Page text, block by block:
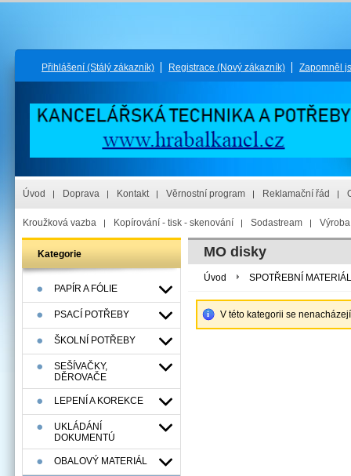
Přihlášení (Stálý zákazník) Registrace (Nový zákazník) Zapomněl
Úvod Doprava Kontakt Věrnostní program Reklamační řád
Kroužková vazba Kopírování - tisk - skenování Sodastream
Kategorie
PAPÍR A FÓLIE
PSACÍ POTŘEBY
ŠKOLNÍ POTŘEBY
SEŠÍVAČKY,
DĚROVAČE
LEPENÍ A KOREKCE
UKLÁDÁNÍ
DOKUMENTÚ
OBALOVÝ MATERIÁL
MO disky
Úvod SPOTŘEBNÍ MATERIÁL
V této kategorii se